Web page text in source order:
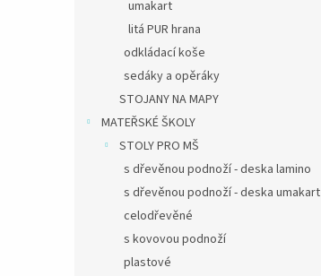
umakart
litá PUR hrana
odkládací koše
sedáky a opěráky
STOJANY NA MAPY
MATEŘSKÉ ŠKOLY
STOLY PRO MŠ
s dřevěnou podnoží - deska lamino
s dřevěnou podnoží - deska umakart
celodřevěné
s kovovou podnoží
plastové